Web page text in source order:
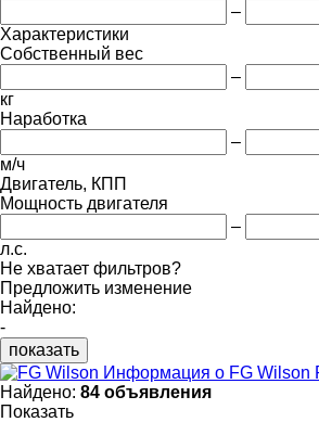
–
Характеристики
Собственный вес
–
кг
Наработка
–
м/ч
Двигатель, КПП
Мощность двигателя
–
л.с.
Не хватает фильтров?
Предложить изменение
Найдено:
-
показать
Информация о FG Wilson
Найдено: 84 объявления
Показать